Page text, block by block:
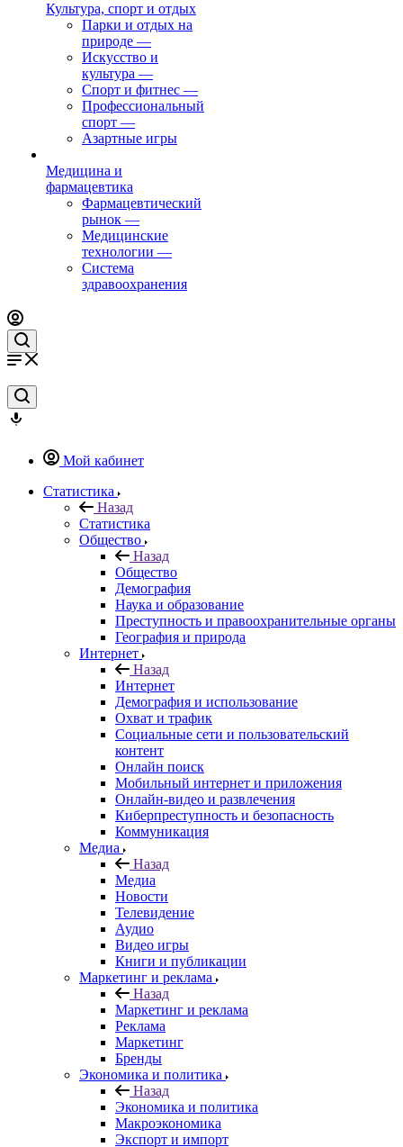
Культура, спорт и отдых
Парки и отдых на
природе —
Искусство и
культура —
Спорт и фитнес —
Профессиональный
спорт —
Азартные игры
Медицина и
фармацевтика
Фармацевтический
рынок —
Медицинские
технологии —
Система
здравоохранения
Мой кабинет
Статистика
Назад
Статистика
Общество
Назад
Общество
Демография
Наука и образование
Преступность и правоохранительные органы
География и природа
Интернет
Назад
Интернет
Демография и использование
Охват и трафик
Социальные сети и пользовательский
контент
Онлайн поиск
Мобильный интернет и приложения
Онлайн-видео и развлечения
Киберпреступность и безопасность
Коммуникация
Медиа
Назад
Медиа
Новости
Телевидение
Аудио
Видео игры
Книги и публикации
Маркетинг и реклама
Назад
Маркетинг и реклама
Реклама
Маркетинг
Бренды
Экономика и политика
Назад
Экономика и политика
Макроэкономика
Экспорт и импорт